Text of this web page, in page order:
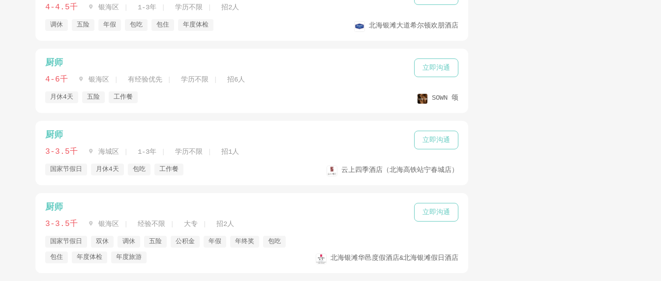
4-4.5千  银海区 1-3年 学历不限 招2人
调休 五险 年假 包吃 包住 年度体检 北海银滩大道希尔顿欢朋酒店
厨师
4-6千  银海区 有经验优先 学历不限 招6人
月休4天 五险 工作餐
立即沟通
SOWN 颂
厨师
3-3.5千  海城区 1-3年 学历不限 招1人
国家节假日 月休4天 包吃 工作餐
立即沟通
云上四季酒店（北海高铁站宁春城店）
厨师
3-3.5千  银海区 经验不限 大专 招2人
国家节假日 双休 调休 五险 公积金 年假 年终奖 包吃
包住 年度体检 年度旅游
立即沟通
北海银滩华邑度假酒店&北海银滩假日酒店